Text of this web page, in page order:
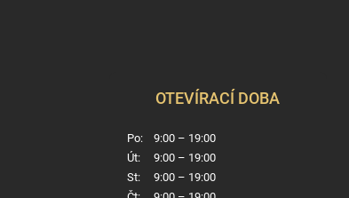
OTEVÍRACÍ DOBA
Po:
9:00 – 19:00
Út:
9:00 – 19:00
St:
9:00 – 19:00